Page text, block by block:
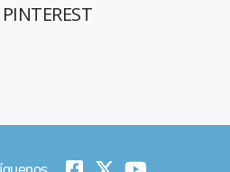
PINTEREST